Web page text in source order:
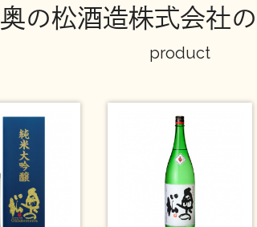
奥の松酒造株式会社
product